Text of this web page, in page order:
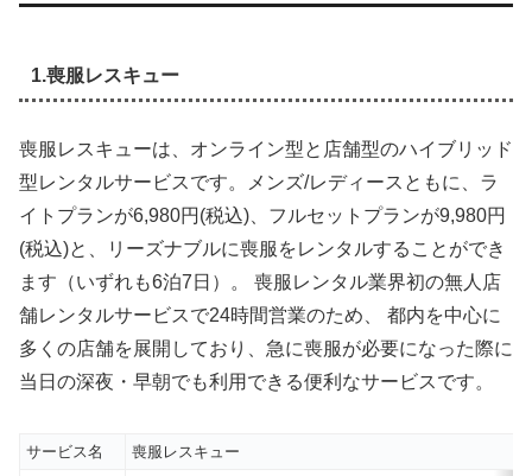
1.喪服レスキュー
喪服レスキューは、オンライン型と店舗型のハイブリッド
型レンタルサービスです。メンズ/レディースともに、ラ
イトプランが6,980円(税込)、フルセットプランが9,980円
(税込)と、リーズナブルに喪服をレンタルすることができ
ます（いずれも6泊7日）。 喪服レンタル業界初の無人店
舗レンタルサービスで24時間営業のため、 都内を中心に
多くの店舗を展開しており、急に喪服が必要になった際に
当日の深夜・早朝でも利用できる便利なサービスです。
サービス名 喪服レスキュー